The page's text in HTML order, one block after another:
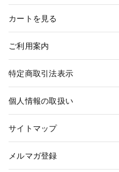
カートを見る
ご利用案内
特定商取引法表示
個人情報の取扱い
サイトマップ
メルマガ登録